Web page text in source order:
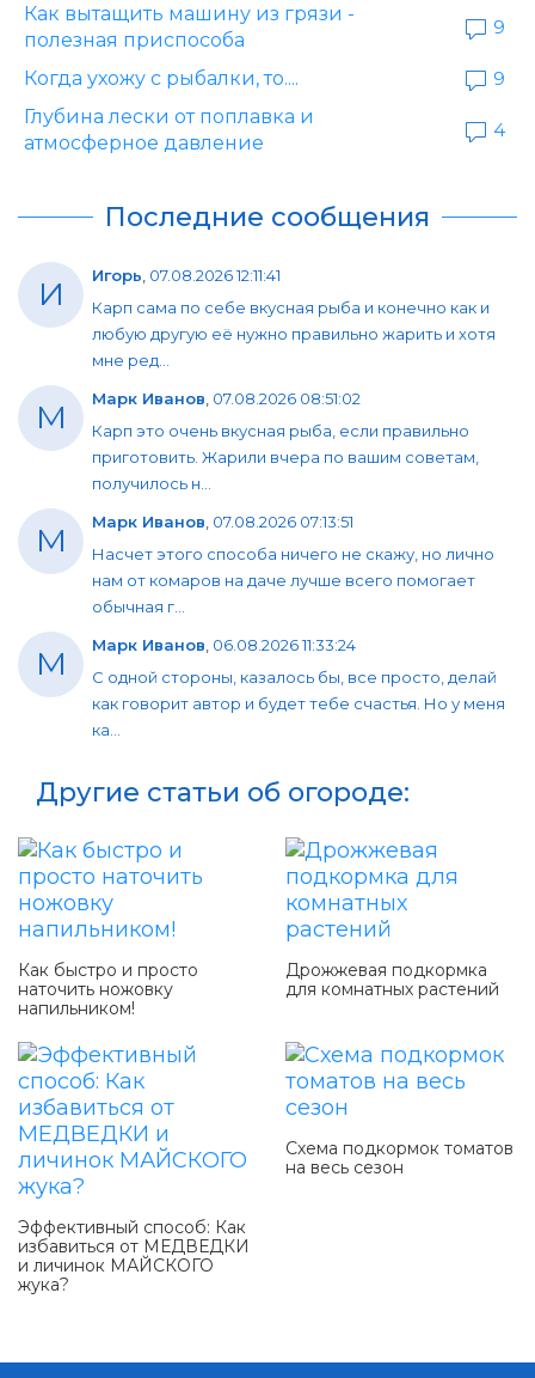
Как вытащить машину из грязи -
полезная приспособа
9
Когда ухожу с рыбалки, то....
9
Глубина лески от поплавка и
атмосферное давление
4
Последние сообщения
И Игорь 07.08.2026 12:11:41
Карп сама по себе вкусная рыба и конечно как и
любую другую её нужно правильно жарить и хотя
мне ред...
М Марк Иванов 07.08.2026 08:51:02
Карп это очень вкусная рыба, если правильно
приготовить. Жарили вчера по вашим советам,
получилось н...
М Марк Иванов 07.08.2026 07:13:51
Насчет этого способа ничего не скажу, но лично
нам от комаров на даче лучше всего помогает
обычная г...
М Марк Иванов 06.08.2026 11:33:24
С одной стороны, казалось бы, все просто, делай
как говорит автор и будет тебе счастья. Но у меня
ка...
Другие статьи об огороде:
Как быстро и просто
наточить ножовку
напильником!
Дрожжевая подкормка
для комнатных растений
Эффективный способ: Как
избавиться от МЕДВЕДКИ
и личинок МАЙСКОГО
жука?
Схема подкормок томатов
на весь сезон